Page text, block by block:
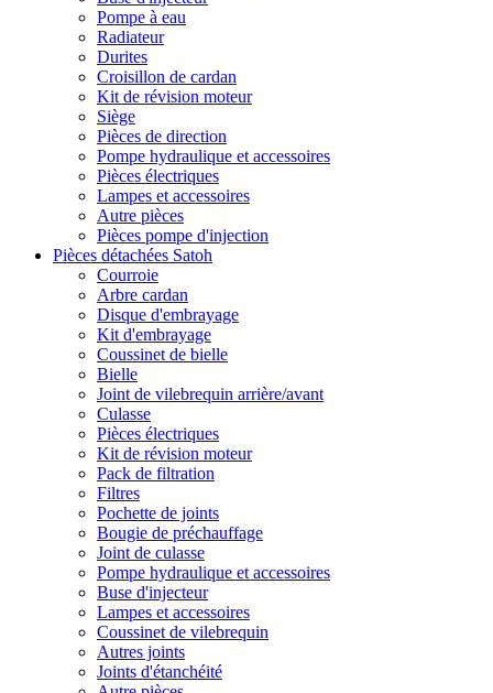
Pompe à eau
Radiateur
Durites
Croisillon de cardan
Kit de révision moteur
Siège
Pièces de direction
Pompe hydraulique et accessoires
Pièces électriques
Lampes et accessoires
Autre pièces
Pièces pompe d'injection
Pièces détachées Satoh
Courroie
Arbre cardan
Disque d'embrayage
Kit d'embrayage
Coussinet de bielle
Bielle
Joint de vilebrequin arrière/avant
Culasse
Pièces électriques
Kit de révision moteur
Pack de filtration
Filtres
Pochette de joints
Bougie de préchauffage
Joint de culasse
Pompe hydraulique et accessoires
Buse d'injecteur
Lampes et accessoires
Coussinet de vilebrequin
Autres joints
Joints d'étanchéité